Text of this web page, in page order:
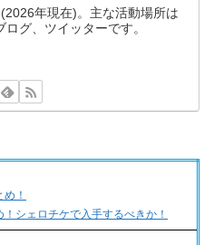
年現在)。主な活動場所は
ログ、ツイッターです。
！
シェロチケで入手するべきか！